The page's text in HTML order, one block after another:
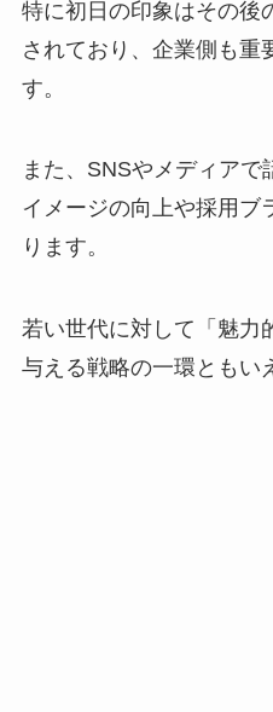
特に初日の印象はその後
されており、企業側も重
す。
また、SNSやメディアで
イメージの向上や採用ブ
ります。
若い世代に対して「魅力
与える戦略の一環ともい